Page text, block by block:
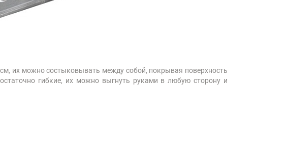
их можно состыковывать между собой, покрывая поверхность
гибкие, их можно выгнуть руками в любую сторону и